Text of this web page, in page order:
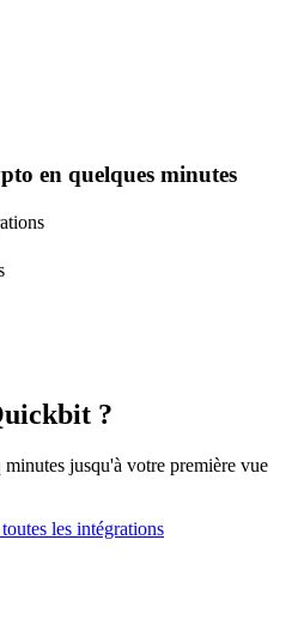
en quelques minutes
?
jusqu'à votre première vue
les intégrations